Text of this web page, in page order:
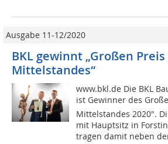
Ausgabe 11-12/2020
BKL gewinnt „Großen Preis
Mittelstandes“
www.bkl.de Die BKL
ist Gewinner des
Mittelstandes 2020".
mit Hauptsitz in
tragen damit neben